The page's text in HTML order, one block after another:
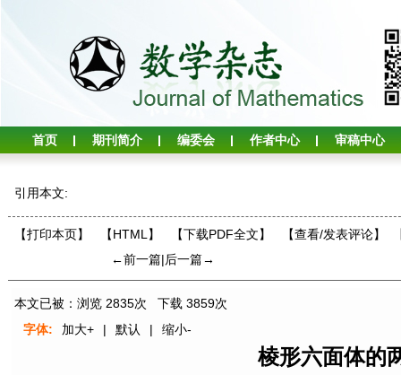
首页 期刊简介 编委会 作者中心 审稿中心
引用本文:
【打印本页】 【HTML】 【下载PDF全文】 【查看/发表评论】
←前一篇|后一篇→
本文已被：浏览 2835次 下载 3859次
字体:
加大+ | 默认 | 缩小-
棱形六面体的